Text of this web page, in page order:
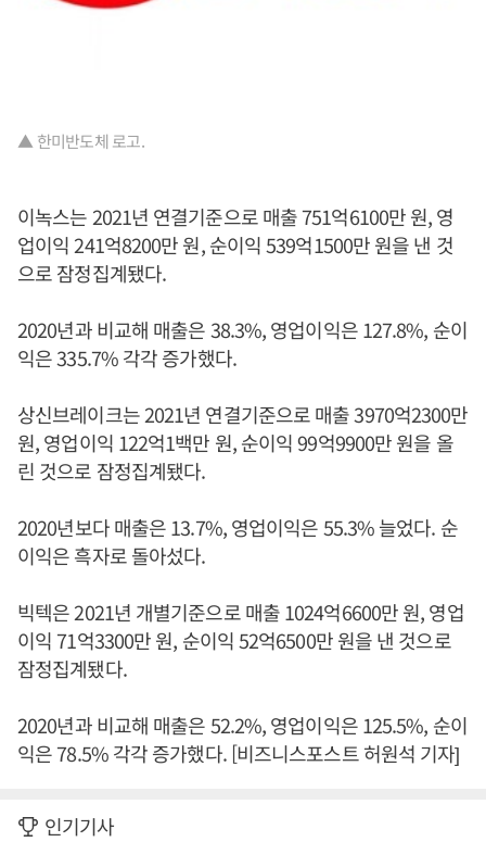
▲ 한미반도체 로고.
이녹스는 2021년 연결기준으로 매출 751억6100만 원, 영
업이익 241억8200만 원, 순이익 539억1500만 원을 낸 것
으로 잠정집계됐다.
2020년과 비교해 매출은 38.3%, 영업이익은 127.8%, 순이
익은 335.7% 각각 증가했다.
상신브레이크는 2021년 연결기준으로 매출 3970억2300만
원, 영업이익 122억1백만 원, 순이익 99억9900만 원을 올
린 것으로 잠정집계됐다.
2020년보다 매출은 13.7%, 영업이익은 55.3% 늘었다. 순
이익은 흑자로 돌아섰다.
빅텍은 2021년 개별기준으로 매출 1024억6600만 원, 영업
이익 71억3300만 원, 순이익 52억6500만 원을 낸 것으로
잠정집계됐다.
2020년과 비교해 매출은 52.2%, 영업이익은 125.5%, 순이
익은 78.5% 각각 증가했다. [비즈니스포스트 허원석 기자]
인기기사